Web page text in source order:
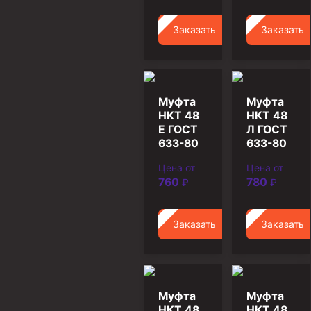
Заказать Заказать
Муфта
НКТ 48
Е ГОСТ
633-80
Цена от
760 ₽
Заказать
Муфта
НКТ 48
Л ГОСТ
633-80
Цена от
780 ₽
Заказать
Муфта
Муфта